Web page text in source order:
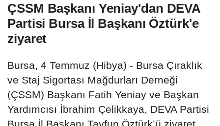
ÇSSM Başkanı Yeniay'dan DEVA
Partisi Bursa İl Başkanı Öztürk'e
ziyaret
Bursa, 4 Temmuz (Hibya) - Bursa Çıraklık
ve Staj Sigortası Mağdurları Derneği
(ÇSSM) Başkanı Fatih Yeniay ve Başkan
Yardımcısı İbrahim Çelikkaya, DEVA Partisi